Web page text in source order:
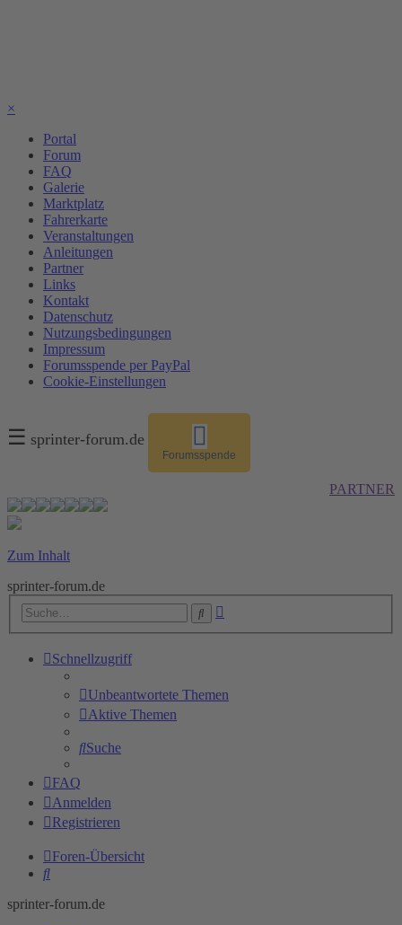
×
Portal
Forum
FAQ
Galerie
Marktplatz
Fahrerkarte
Veranstaltungen
Anleitungen
Partner
Links
Kontakt
Datenschutz
Nutzungsbedingungen
Impressum
Forumsspende per PayPal
Cookie-Einstellungen
☰ sprinter-forum.de
Forumsspende
PARTNER
Zum Inhalt
sprinter-forum.de
Suche
Schnellzugriff
Unbeantwortete Themen
Aktive Themen
Suche
FAQ
Anmelden
Registrieren
Foren-Übersicht
Suche
sprinter-forum.de